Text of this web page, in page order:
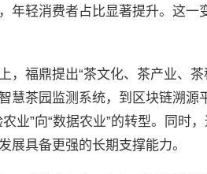
年轻消费者占比显著提升。这
，福鼎提出“茶文化、茶产业、
慧茶园监测系统，到区块链溯
业”向“数据农业”的转型。同时
展具备更强的长期支撑能力。